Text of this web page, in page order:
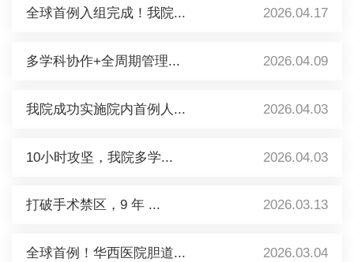
全球首例入组完成！我院... 2026.04.17
多学科协作+全周期管理... 2026.04.09
我院成功实施院内首例人... 2026.04.03
10小时攻坚，我院多学... 2026.04.03
打破手术禁区，9 年 ... 2026.03.13
全球首例！华西医院胆道... 2026.03.04